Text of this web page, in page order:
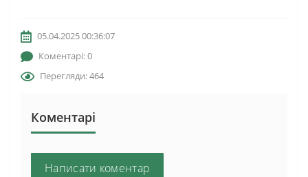
05.04.2025 00:36:07
Коментарі: 0
Перегляди: 464
Коментарі
Написати коментар